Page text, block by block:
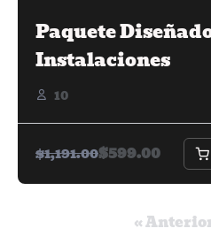
Paquete
Instalaciones
10
$1,191.00$599.00
«